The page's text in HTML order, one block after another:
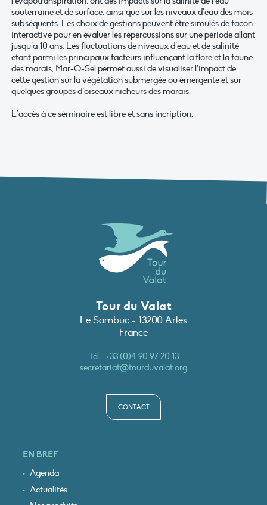
souterraine et de surface, ainsi que sur les niveaux d’eau des mois
subséquents. Les choix de gestions peuvent être simulés de façon
interactive pour en évaluer les répercussions sur une période allant
jusqu’à 10 ans. Les fluctuations de niveaux d’eau et de salinité
étant parmi les principaux facteurs influençant la flore et la faune
des marais, Mar-O-Sel permet aussi de visualiser l’impact de
cette gestion sur la végétation submergée ou émergente et sur
quelques groupes d’oiseaux nicheurs des marais.
L’accès à ce séminaire est libre et sans incription.
Tour du Valat
Le Sambuc - 13200 Arles
France
Tél. :+33 (0)4 90 97 20 13
secretariat@tourduvalat.org
CONTACT
EN BREF
Agenda
Actualités